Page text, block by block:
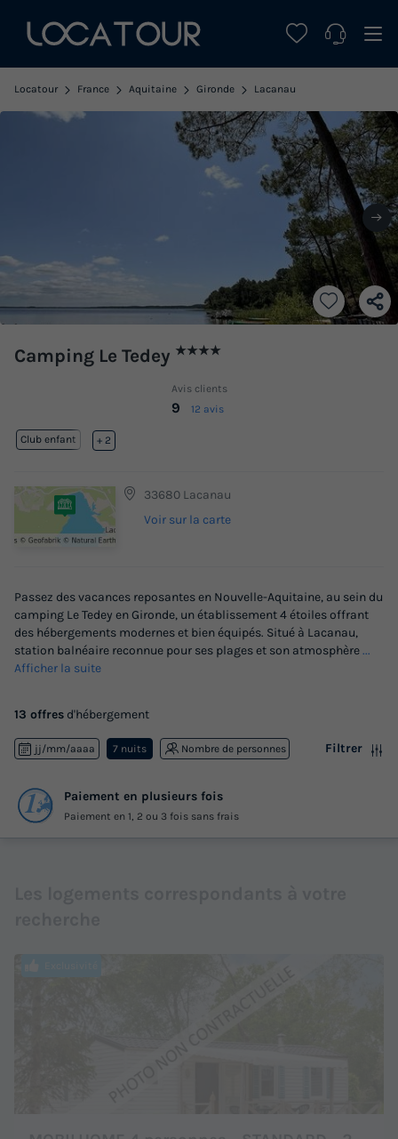
Locatour France Aquitaine Gironde Lacanau
Camping Le Tedey ★★★★
Avis clients
9 12 avis
Club enfant Lac
+ 2
33680 Lacanau
Voir sur la carte
Passez des vacances reposantes en Nouvelle-Aquitaine, au sein du
camping Le Tedey en Gironde, un établissement 4 étoiles offrant
des hébergements modernes et bien équipés. Situé à Lacanau,
station balnéaire reconnue pour ses plages et son atmosphère...
Afficher la suite
13 offres d'hébergement
jj/mm/aaaa 7 nuits Nombre de personnes Filtrer
Paiement en plusieurs fois
Paiement en 1, 2 ou 3 fois sans frais